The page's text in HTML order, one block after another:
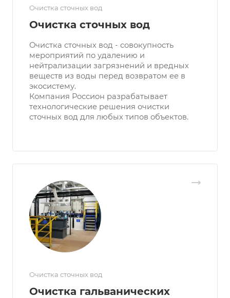
Очистка сточных вод
Очистка сточных вод
Очистка сточных вод - совокупность
мероприятий по удалению и
нейтрализации загрязнений и вредных
веществ из воды перед возвратом ее в
экосистему.
Компания Россион разрабатывает
технологические решения очистки
сточных вод для любых типов объектов.
Очистка сточных вод
Очистка гальванических